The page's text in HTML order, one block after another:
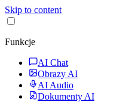
Skip to content
Funkcje
AI Chat
Obrazy AI
AI Audio
Dokumenty AI